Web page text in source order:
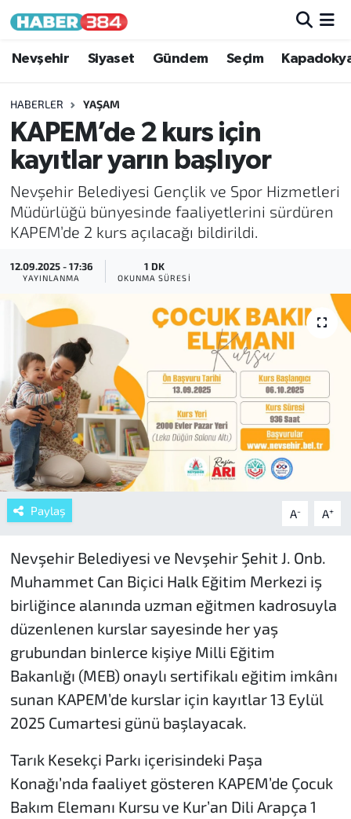
Nevşehir Siyaset Gündem Seçim
HABERLER YAŞAM
KAPEM’de 2 kurs için
kayıtlar yarın başlıyor
Nevşehir Belediyesi Gençlik ve Spor Hizmetleri
Müdürlüğü bünyesinde faaliyetlerini sürdüren
KAPEM’de 2 kurs açılacağı bildirildi.
12.09.2025 - 17:36
YAYINLANMA
1 DK
OKUNMA SÜRESI
Paylaş A- A+
Nevşehir Belediyesi ve Nevşehir Şehit J. Onb.
Muhammet Can Biçici Halk Eğitim Merkezi iş
birliğince alanında uzman eğitmen kadrosuyla
düzenlenen kurslar sayesinde her yaş
grubundan binlerce kişiye Milli Eğitim
Bakanlığı (MEB) onaylı sertifikalı eğitim imkânı
sunan KAPEM’de kurslar için kayıtlar 13 Eylül
2025 Cumartesi günü başlayacak.
Tarık Kesekçi Parkı içerisindeki Paşa
Konağı’nda faaliyet gösteren KAPEM’de Çocuk
Bakım Elemanı Kursu ve Kur’an Dili Arapça 1
Nöbetçi Eczaneler
Hava Durumu
Trafik Durumu
Tüm Manşetler
Son Dakika Haberleri